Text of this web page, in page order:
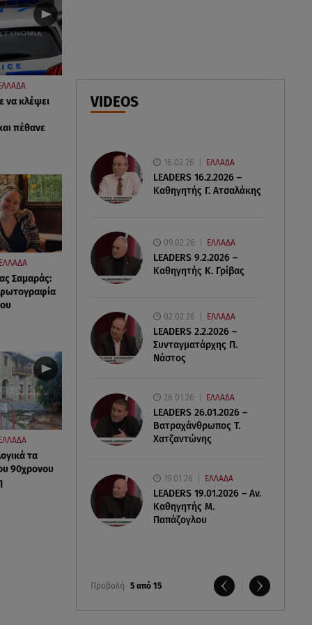
Έλληνας ηθοποιός: «Δεν
VIDEOS
16.02.26 ΕΛΛΑΔΑ
LEADERS 16.2.2026 –
Καθηγητής Γ. Ατσαλάκης
09.02.26 ΕΛΛΑΔΑ
LEADERS 9.2.2026 –
Καθηγητής Κ. Γρίβας
02.02.26 ΕΛΛΑΔΑ
LEADERS 2.2.2026 –
Συνταγματάρχης Π.
Νάστος
26.01.26 ΕΛΛΑΔΑ
LEADERS 26.01.2026 –
Βατραχάνθρωπος Τ.
Χατζαντώνης
19.01.26 ΕΛΛΑΔΑ
LEADERS 19.01.2026 – Αν.
Καθηγητής Μ.
Παπάζογλου
Προβολή 5 από 15
να κλέψει
πέθανε
ΕΛΛΑΔΑ
Σαμαράς:
φωτογραφία
τα
90χρονου